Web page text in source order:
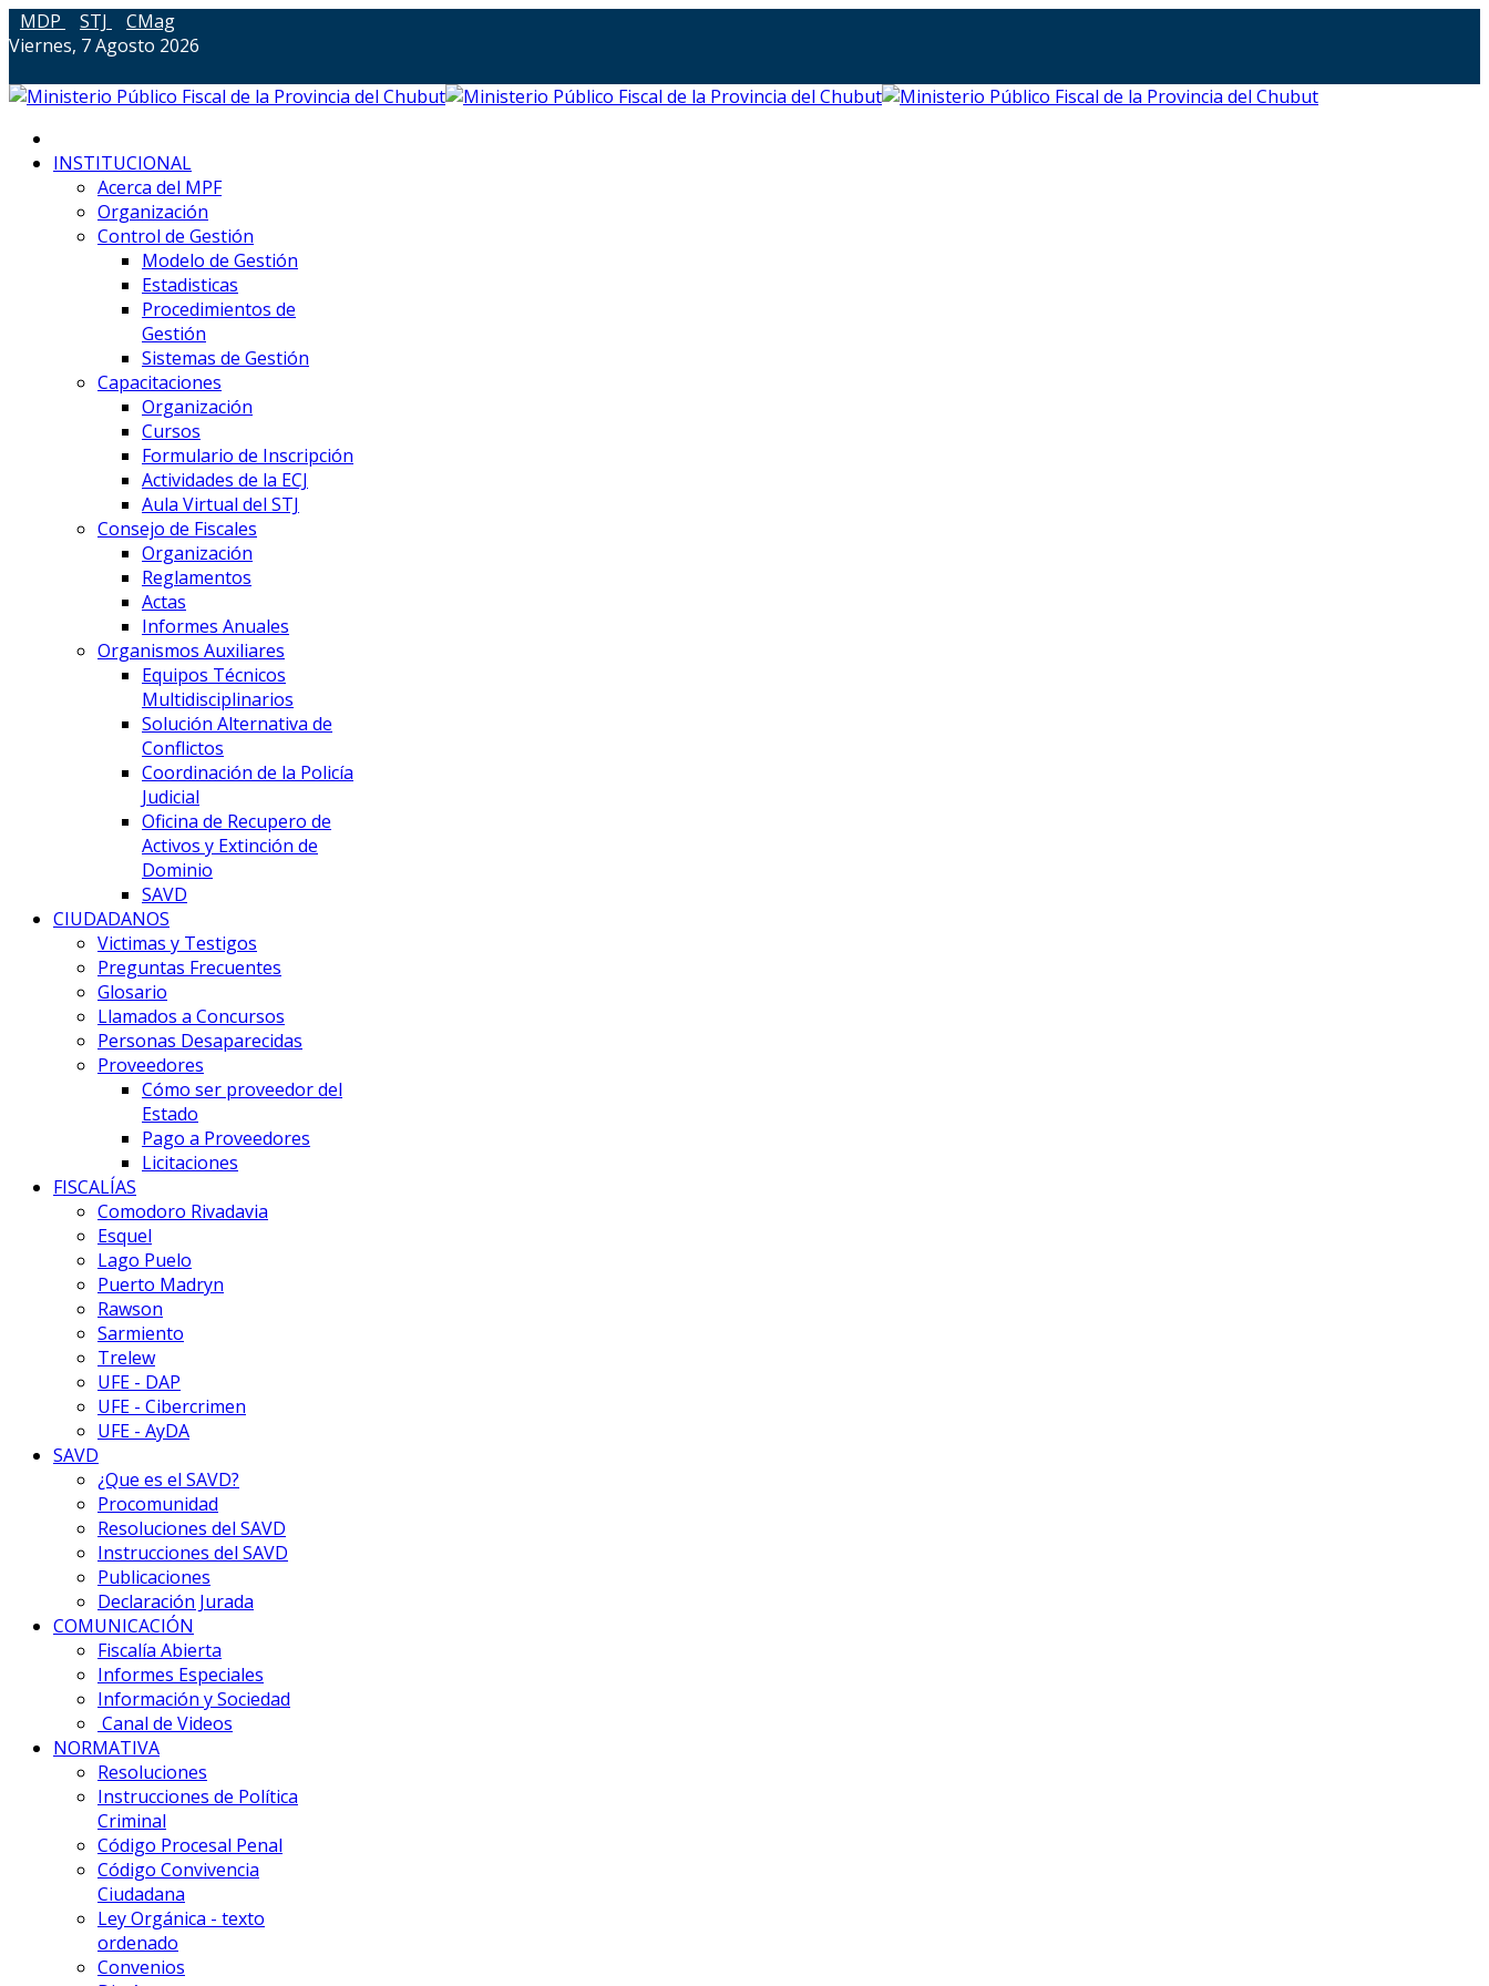
MDP STJ
CMag
Viernes, 7 Agosto 2026
INSTITUCIONAL
Acerca del MPF
Organización
Control de Gestión
Modelo de Gestión
Estadisticas
Procedimientos de
Gestión
Sistemas de Gestión
Capacitaciones
Organización
Cursos
Formulario de Inscripción
Actividades de la ECJ
Aula Virtual del STJ
Consejo de Fiscales
Organización
Reglamentos
Actas
Informes Anuales
Organismos Auxiliares
Equipos Técnicos
Multidisciplinarios
Solución Alternativa de
Conflictos
Coordinación de la Policía
Judicial
Oficina de Recupero de
Activos y Extinción de
Dominio
SAVD
CIUDADANOS
Victimas y Testigos
Preguntas Frecuentes
Glosario
Llamados a Concursos
Personas Desaparecidas
Proveedores
Cómo ser proveedor del
Estado
Pago a Proveedores
Licitaciones
FISCALÍAS
Comodoro Rivadavia
Esquel
Lago Puelo
Puerto Madryn
Rawson
Sarmiento
Trelew
UFE - DAP
UFE - Cibercrimen
UFE - AyDA
SAVD
¿Que es el SAVD?
Procomunidad
Resoluciones del SAVD
Instrucciones del SAVD
Publicaciones
Declaración Jurada
COMUNICACIÓN
Fiscalía Abierta
Informes Especiales
Información y Sociedad
Canal de Videos
NORMATIVA
Resoluciones
Instrucciones de Política
Criminal
Código Procesal Penal
Código Convivencia
Ciudadana
Ley Orgánica - texto
ordenado
Convenios